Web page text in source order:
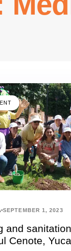
SEPTEMBER 1, 2023
and
Cenote,